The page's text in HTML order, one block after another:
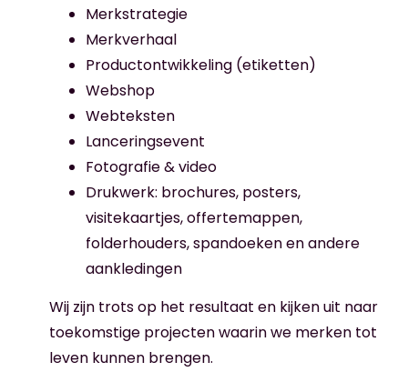
Merkstrategie
Merkverhaal
Productontwikkeling (etiketten)
Webshop
Webteksten
Lanceringsevent
Fotografie & video
Drukwerk: brochures, posters,
visitekaartjes, offertemappen,
folderhouders, spandoeken en andere
aankledingen
Wij zijn trots op het resultaat en kijken uit naar
toekomstige projecten waarin we merken tot
leven kunnen brengen.